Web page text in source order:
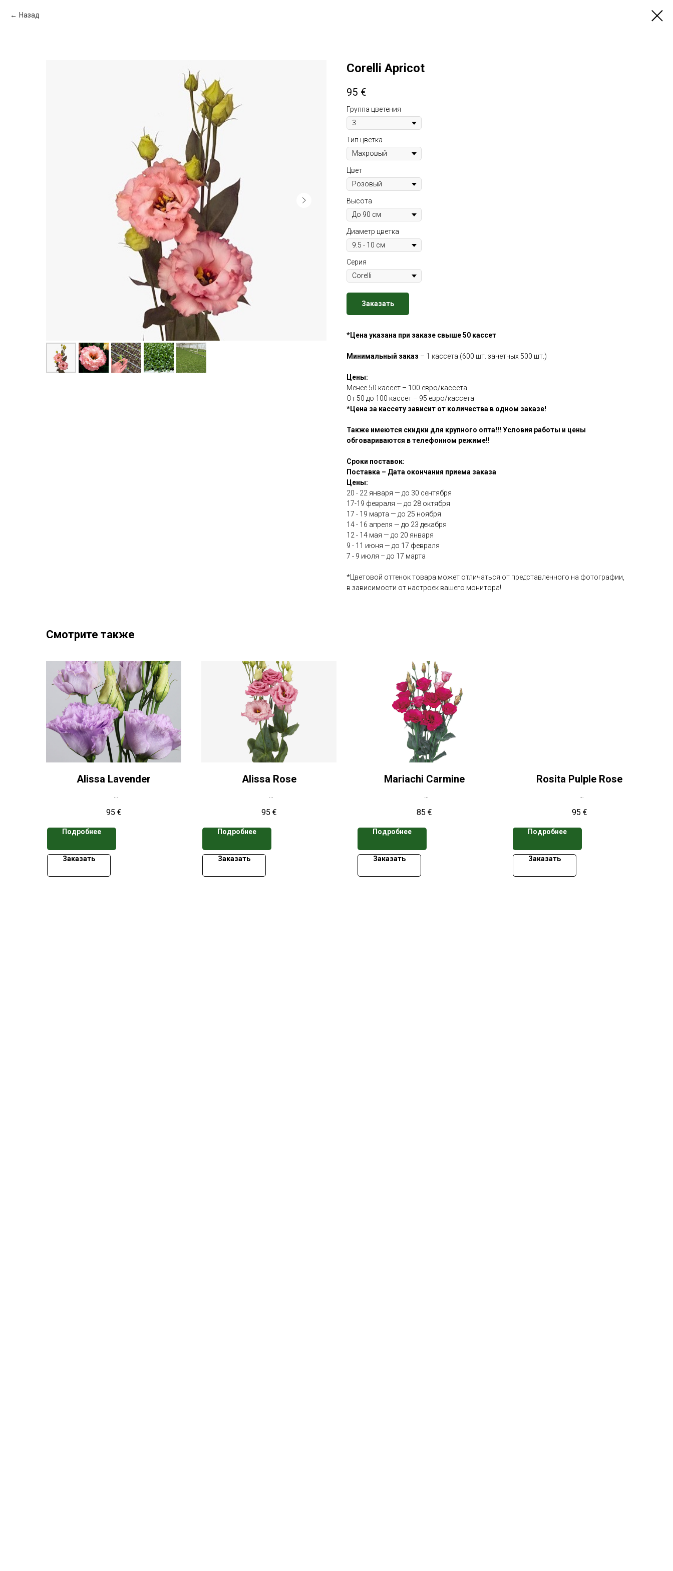
Назад
Corelli Apricot
95 €
Группа цветения
Тип цветка
Цвет
Высота
Диаметр цветка
Серия
Заказать
*Цена указана при заказе свыше 50 кассет
Минимальный заказ – 1 кассета (600 шт. зачетных 500 шт.)
Цены:
Менее 50 кассет – 100 евро/кассета
От 50 до 100 кассет – 95 евро/кассета
*Цена за кассету зависит от количества в одном заказе!
Также имеются скидки для крупного опта!!! Условия работы и цены
обговариваются в телефонном режиме!!
Сроки поставок:
Поставка – Дата окончания приема заказа
Цены:
20 - 22 января — до 30 сентября
17-19 февраля — до 28 октября
17 - 19 марта — до 25 ноября
14 - 16 апреля — до 23 декабря
12 - 14 мая — до 20 января
9 - 11 июня — до 17 февраля
7 - 9 июля – до 17 марта
*Цветовой оттенок товара может отличаться от представленного на фотографии,
в зависимости от настроек вашего монитора!
Смотрите также
Alissa Lavender
кассет
95 €
Подробнее
Заказать
Alissa Rose
кассет
95 €
Подробнее
Заказать
Mariachi Carmine
кассет
85 €
Подробнее
Заказать
Rosita Pulple Rose
кассет
95 €
Подробнее
Заказать